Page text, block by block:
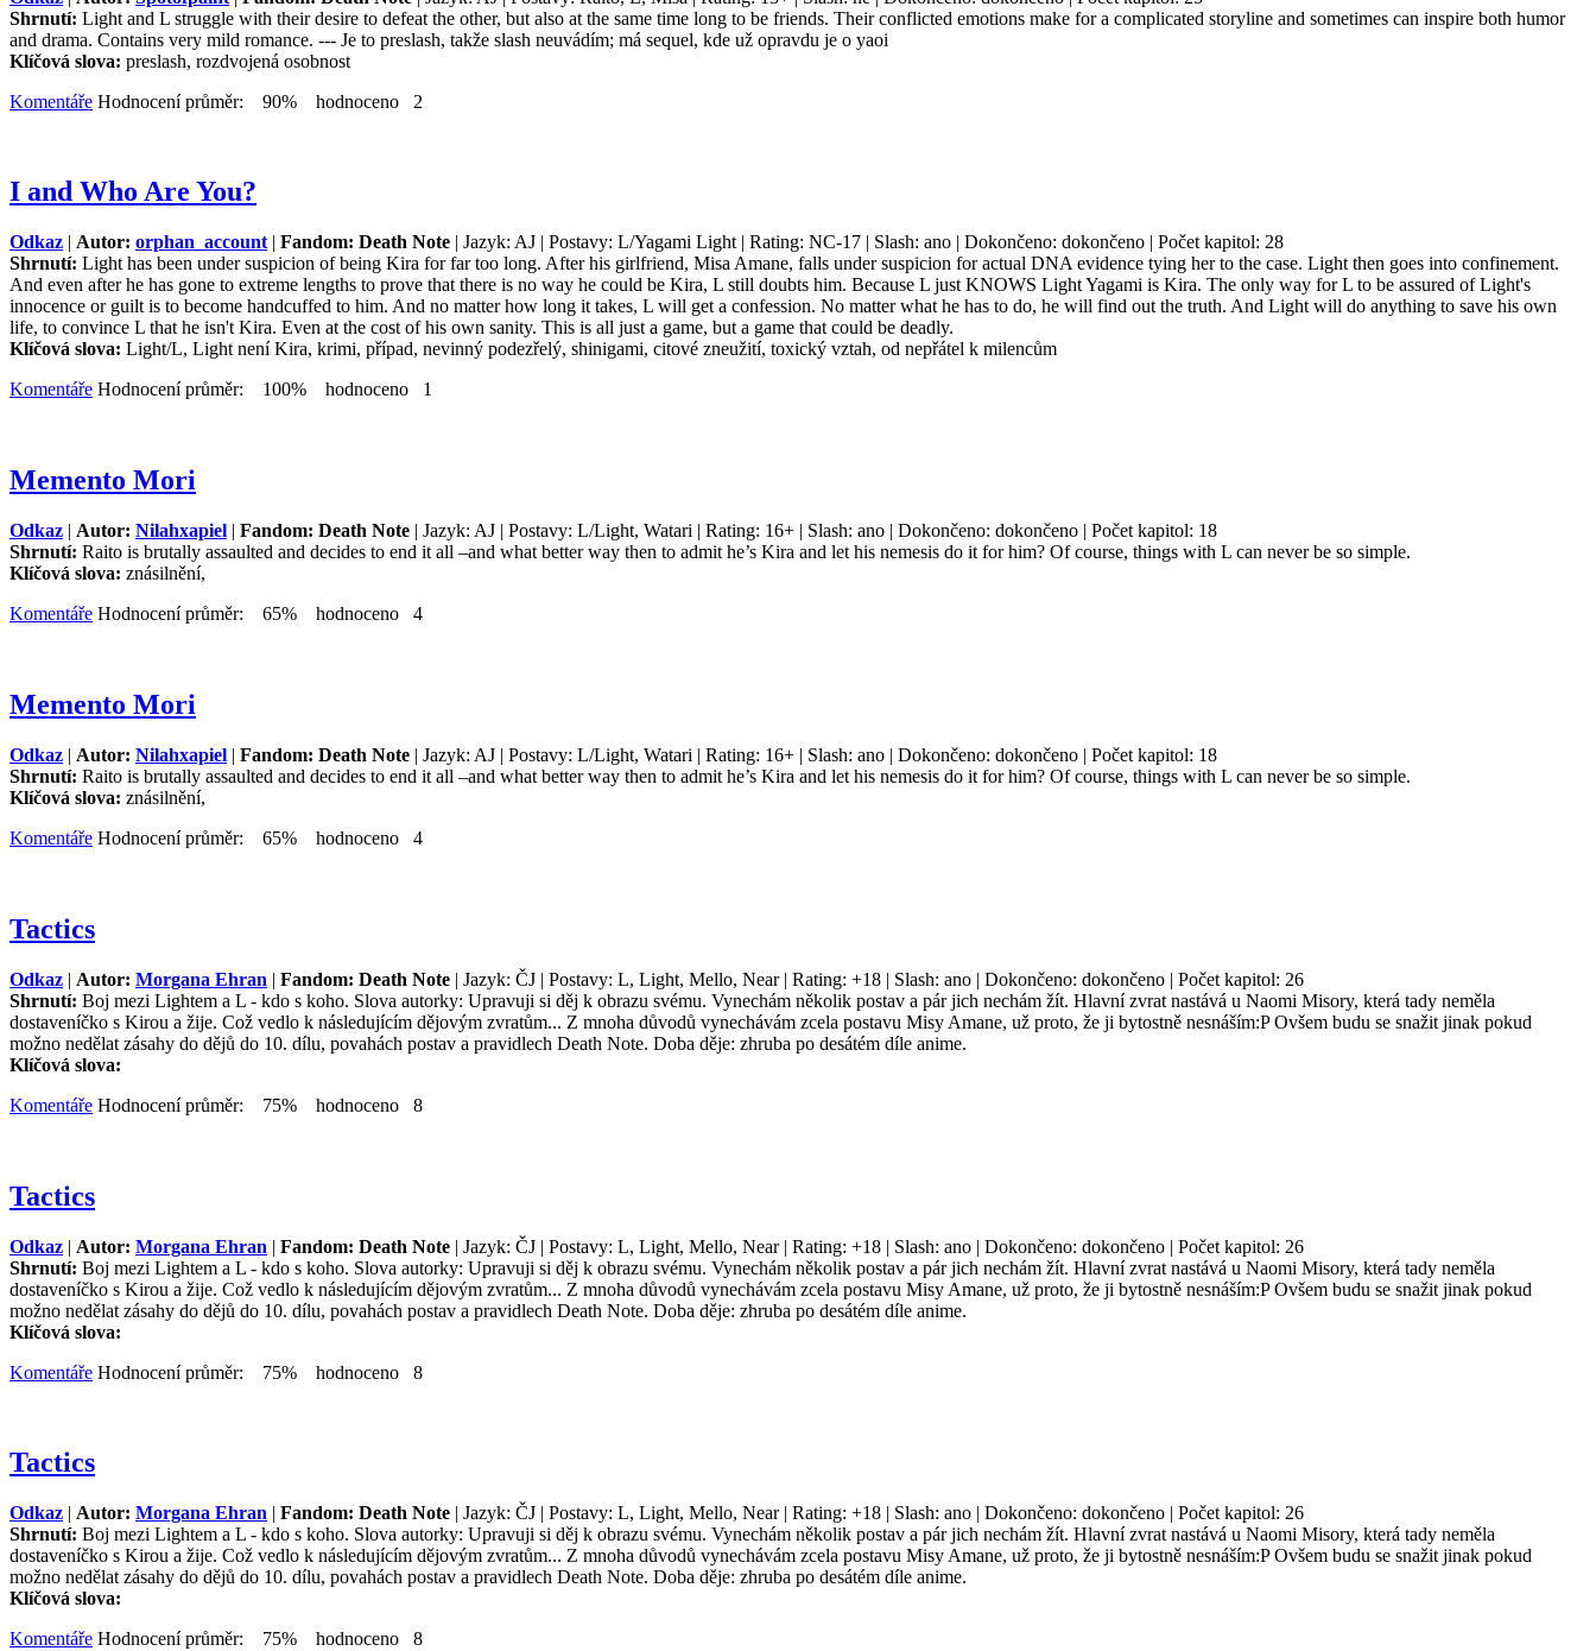
Shrnutí: Light and L struggle with their desire to defeat the other, but also at the same time long to be friends. Their conflicted emotions make for a complicated storyline and sometimes can inspire both humor
and drama. Contains very mild romance. --- Je to preslash, takže slash neuvádím; má sequel, kde už opravdu je o yaoi
Klíčová slova: preslash, rozdvojená osobnost
Komentáře Hodnocení průměr: 90% hodnoceno 2
I and Who Are You?
Odkaz | Autor: orphan_account | Fandom: Death Note | Jazyk: AJ | Postavy: L/Yagami Light | Rating: NC-17 | Slash: ano | Dokončeno: dokončeno | Počet kapitol: 28
Shrnutí: Light has been under suspicion of being Kira for far too long. After his girlfriend, Misa Amane, falls under suspicion for actual DNA evidence tying her to the case. Light then goes into confinement.
And even after he has gone to extreme lengths to prove that there is no way he could be Kira, L still doubts him. Because L just KNOWS Light Yagami is Kira. The only way for L to be assured of Light's
innocence or guilt is to become handcuffed to him. And no matter how long it takes, L will get a confession. No matter what he has to do, he will find out the truth. And Light will do anything to save his own
life, to convince L that he isn't Kira. Even at the cost of his own sanity. This is all just a game, but a game that could be deadly.
Klíčová slova: Light/L, Light není Kira, krimi, případ, nevinný podezřelý, shinigami, citové zneužití, toxický vztah, od nepřátel k milencům
Komentáře Hodnocení průměr: 100% hodnoceno 1
Memento Mori
Odkaz | Autor: Nilahxapiel | Fandom: Death Note | Jazyk: AJ | Postavy: L/Light, Watari | Rating: 16+ | Slash: ano | Dokončeno: dokončeno | Počet kapitol: 18
Shrnutí: Raito is brutally assaulted and decides to end it all –and what better way then to admit he’s Kira and let his nemesis do it for him? Of course, things with L can never be so simple.
Klíčová slova: znásilnění,
Komentáře Hodnocení průměr: 65% hodnoceno 4
Memento Mori
Odkaz | Autor: Nilahxapiel | Fandom: Death Note | Jazyk: AJ | Postavy: L/Light, Watari | Rating: 16+ | Slash: ano | Dokončeno: dokončeno | Počet kapitol: 18
Shrnutí: Raito is brutally assaulted and decides to end it all –and what better way then to admit he’s Kira and let his nemesis do it for him? Of course, things with L can never be so simple.
Klíčová slova: znásilnění,
Komentáře Hodnocení průměr: 65% hodnoceno 4
Tactics
Odkaz | Autor: Morgana Ehran | Fandom: Death Note | Jazyk: ČJ | Postavy: L, Light, Mello, Near | Rating: +18 | Slash: ano | Dokončeno: dokončeno | Počet kapitol: 26
Shrnutí: Boj mezi Lightem a L - kdo s koho. Slova autorky: Upravuji si děj k obrazu svému. Vynechám několik postav a pár jich nechám žít. Hlavní zvrat nastává u Naomi Misory, která tady neměla
dostaveníčko s Kirou a žije. Což vedlo k následujícím dějovým zvratům... Z mnoha důvodů vynechávám zcela postavu Misy Amane, už proto, že ji bytostně nesnáším:P Ovšem budu se snažit jinak pokud
možno nedělat zásahy do dějů do 10. dílu, povahách postav a pravidlech Death Note. Doba děje: zhruba po desátém díle anime.
Klíčová slova:
Komentáře Hodnocení průměr: 75% hodnoceno 8
Tactics
Odkaz | Autor: Morgana Ehran | Fandom: Death Note | Jazyk: ČJ | Postavy: L, Light, Mello, Near | Rating: +18 | Slash: ano | Dokončeno: dokončeno | Počet kapitol: 26
Shrnutí: Boj mezi Lightem a L - kdo s koho. Slova autorky: Upravuji si děj k obrazu svému. Vynechám několik postav a pár jich nechám žít. Hlavní zvrat nastává u Naomi Misory, která tady neměla
dostaveníčko s Kirou a žije. Což vedlo k následujícím dějovým zvratům... Z mnoha důvodů vynechávám zcela postavu Misy Amane, už proto, že ji bytostně nesnáším:P Ovšem budu se snažit jinak pokud
možno nedělat zásahy do dějů do 10. dílu, povahách postav a pravidlech Death Note. Doba děje: zhruba po desátém díle anime.
Klíčová slova:
Komentáře Hodnocení průměr: 75% hodnoceno 8
Tactics
Odkaz | Autor: Morgana Ehran | Fandom: Death Note | Jazyk: ČJ | Postavy: L, Light, Mello, Near | Rating: +18 | Slash: ano | Dokončeno: dokončeno | Počet kapitol: 26
Shrnutí: Boj mezi Lightem a L - kdo s koho. Slova autorky: Upravuji si děj k obrazu svému. Vynechám několik postav a pár jich nechám žít. Hlavní zvrat nastává u Naomi Misory, která tady neměla
dostaveníčko s Kirou a žije. Což vedlo k následujícím dějovým zvratům... Z mnoha důvodů vynechávám zcela postavu Misy Amane, už proto, že ji bytostně nesnáším:P Ovšem budu se snažit jinak pokud
možno nedělat zásahy do dějů do 10. dílu, povahách postav a pravidlech Death Note. Doba děje: zhruba po desátém díle anime.
Klíčová slova:
Komentáře Hodnocení průměr: 75% hodnoceno 8